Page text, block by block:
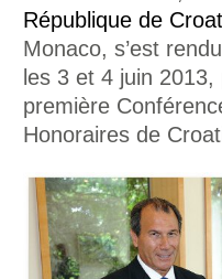
République de
Monaco, s’est
les 3 et 4 juin
première
Honoraires de